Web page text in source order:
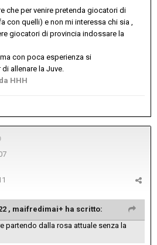
che per venire pretenda giocatori di
con quelli) e non mi interessa chi sia ,
giocatori di provincia indossare la
con poca esperienza si
allenare la Juve.
da HHH
, maifredimai+ ha scritto:
partendo dalla rosa attuale senza la